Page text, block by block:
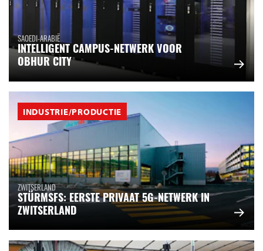
SAOEDI-ARABIË
INTELLIGENT CAMPUS-NETWERK VOOR
OBHUR CITY
INDUSTRIE/PRODUCTIE
ZWITSERLAND
STÜRMSFS: EERSTE PRIVAAT 5G-NETWERK IN
ZWITSERLAND